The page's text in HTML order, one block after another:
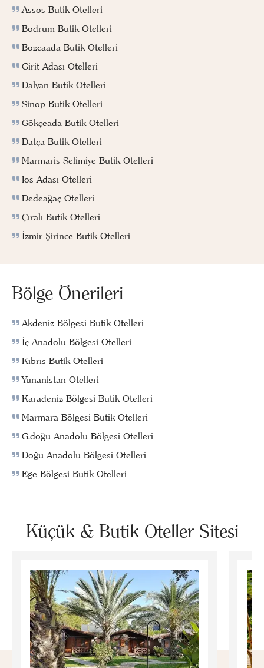
Assos Butik Otelleri
Bodrum Butik Otelleri
Bozcaada Butik Otelleri
Girit Adası Otelleri
Dalyan Butik Otelleri
Sinop Butik Otelleri
Gökçeada Butik Otelleri
Datça Butik Otelleri
Marmaris Selimiye Butik Otelleri
Ios Adası Otelleri
Dedeağaç Otelleri
Çıralı Butik Otelleri
İzmir Şirince Butik Otelleri
Bölge Önerileri
Akdeniz Bölgesi Butik Otelleri
İç Anadolu Bölgesi Otelleri
Kıbrıs Butik Otelleri
Yunanistan Otelleri
Karadeniz Bölgesi Butik Otelleri
Marmara Bölgesi Butik Otelleri
G.doğu Anadolu Bölgesi Otelleri
Doğu Anadolu Bölgesi Otelleri
Ege Bölgesi Butik Otelleri
Küçük & Butik Oteller Sitesi